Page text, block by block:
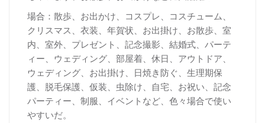
場合：散歩、お出かけ、コスプレ、コスチューム、
クリスマス、衣装、年賀状、お出掛け、お散歩、室
内、室外、プレゼント、記念撮影、結婚式、パーテ
ィー、ウェディング、部屋着、休日、アウトドア、
ウェディング、お出掛け、日焼き防ぐ、生理期保
護、脱毛保護、仮装、虫除け、自宅、お祝い、記念
パーティー、制服、イベントなど、色々場合で使い
やすいだ。